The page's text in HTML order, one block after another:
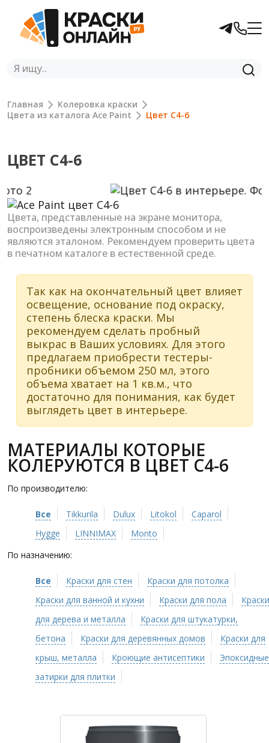
Главная
Колеровка краски
Цвета из каталога Ace Paint
Цвет C4-6
ЦВЕТ C4-6
Previous Next
Цвета, представленные на экране монитора,
воспроизведены электронным способом и не
являются эталоном. Рекомендуем проверить цвета
в печатном каталоге в естественной среде.
Так как на окончательный цвет влияет
освещение, основание под окраску,
степень блеска краски. Мы
рекомендуем сделать пробный
выкрас в Ваших условиях. Для этого
предлагаем приобрести тестеры-
пробники объемом 250 мл, этого
объема хватает на 1 кв.м., что
достаточно для понимания, как будет
выглядеть цвет в интерьере.
МАТЕРИАЛЫ КОТОРЫЕ
КОЛЕРУЮТСЯ В ЦВЕТ C4-6
По производителю:
Все Tikkurila Dulux Litokol
Caparol
Hygge
LINNIMAX
Monto
По назначению:
Все Краски для стен
Краски для потолка
Краски для ванной и кухни
Краски для пола
Краски
для дерева и металла
Краски для штукатурки,
бетона
Краски для деревянных домов
Краски для
крыш, металла
Кроющие антисептики
Эпоксидные
затирки для плитки